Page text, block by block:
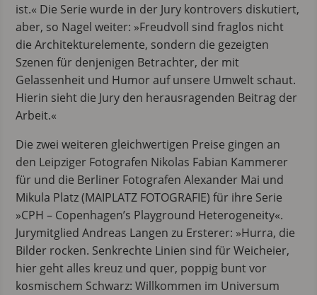
ist.« Die Serie wurde in der Jury kontrovers diskutiert,
aber, so Nagel weiter: »Freudvoll sind fraglos nicht
die Architekturelemente, sondern die gezeigten
Szenen für denjenigen Betrachter, der mit
Gelassenheit und Humor auf unsere Umwelt schaut.
Hierin sieht die Jury den herausragenden Beitrag der
Arbeit.«
Die zwei weiteren gleichwertigen Preise gingen an
den Leipziger Fotografen Nikolas Fabian Kammerer
für und die Berliner Fotografen Alexander Mai und
Mikula Platz (MAIPLATZ FOTOGRAFIE) für ihre Serie
»CPH – Copenhagen’s Playground Heterogeneity«.
Jurymitglied Andreas Langen zu Ersterer: »Hurra, die
Bilder rocken. Senkrechte Linien sind für Weicheier,
hier geht alles kreuz und quer, poppig bunt vor
kosmischem Schwarz: Willkommen im Universum